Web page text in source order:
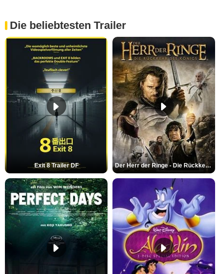
Die beliebtesten Trailer
Exit 8 Trailer DF Der Herr der Ringe - Die Rückkehr des Königs Trailer OV